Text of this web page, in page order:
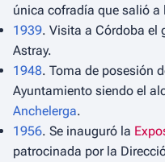
única cofradía que salió a
1939. Visita a Córdoba el
Astray.
1948. Toma de posesión
Ayuntamiento siendo el
Anchelerga.
1956. Se inauguró la
patrocinada por la